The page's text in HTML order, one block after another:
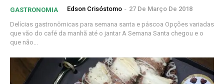
GASTRONOMIA Edson Crisóstomo - 27 De Março De 2018
Delícias gastronômicas para semana santa e páscoa Opções variadas
que vão do café da manhã até o jantar A Semana Santa chegou e o
que não...